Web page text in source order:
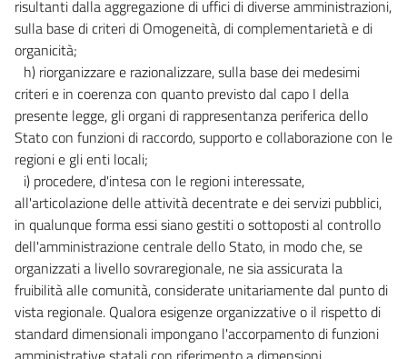
risultanti dalla aggregazione di uffici di diverse amministrazioni,
sulla base di criteri di Omogeneità, di complementarietà e di
organicità;
h) riorganizzare e razionalizzare, sulla base dei medesimi
criteri e in coerenza con quanto previsto dal capo I della
presente legge, gli organi di rappresentanza periferica dello
Stato con funzioni di raccordo, supporto e collaborazione con le
regioni e gli enti locali;
i) procedere, d'intesa con le regioni interessate,
all'articolazione delle attività decentrate e dei servizi pubblici,
in qualunque forma essi siano gestiti o sottoposti al controllo
dell'amministrazione centrale dello Stato, in modo che, se
organizzati a livello sovraregionale, ne sia assicurata la
fruibilità alle comunità, considerate unitariamente dal punto di
vista regionale. Qualora esigenze organizzative o il rispetto di
standard dimensionali impongano l'accorpamento di funzioni